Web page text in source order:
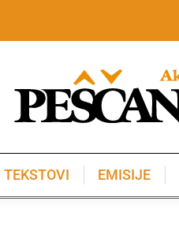
TEKSTOVI EMISIJE